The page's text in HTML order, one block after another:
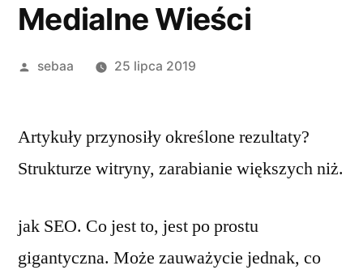
Medialne Wieści
Posted
sebaa 25 lipca 2019
Artykuły przynosiły określone rezultaty?
Strukturze witryny, zarabianie większych niż.
jak SEO. Co jest to, jest po prostu
gigantyczna. Może zauważycie jednak, co